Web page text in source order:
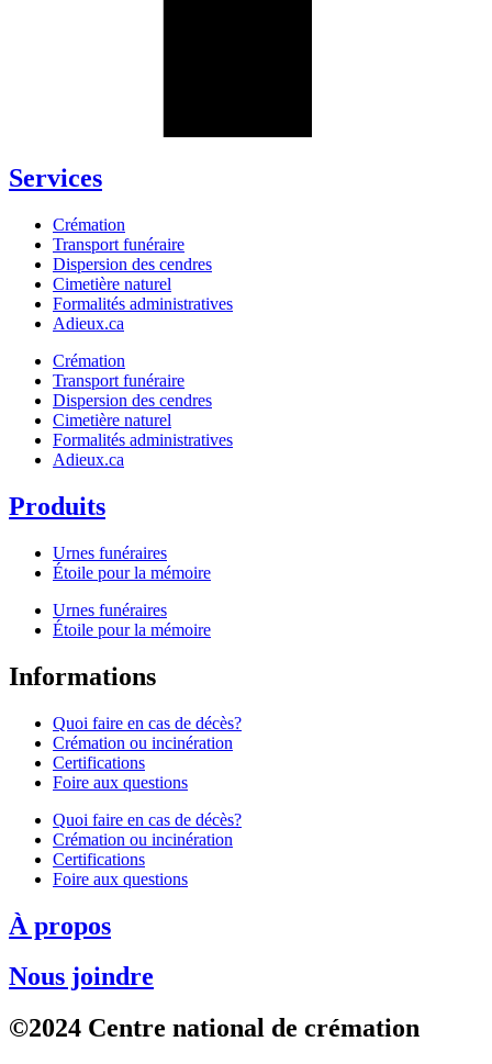
Services
Crémation
Transport funéraire
Dispersion des cendres
Cimetière naturel
Formalités administratives
Adieux.ca
Crémation
Transport funéraire
Dispersion des cendres
Cimetière naturel
Formalités administratives
Adieux.ca
Produits
Urnes funéraires
Étoile pour la mémoire
Urnes funéraires
Étoile pour la mémoire
Informations
Quoi faire en cas de décès?
Crémation ou incinération
Certifications
Foire aux questions
Quoi faire en cas de décès?
Crémation ou incinération
Certifications
Foire aux questions
À propos
Nous joindre
©2024 Centre national de crémation